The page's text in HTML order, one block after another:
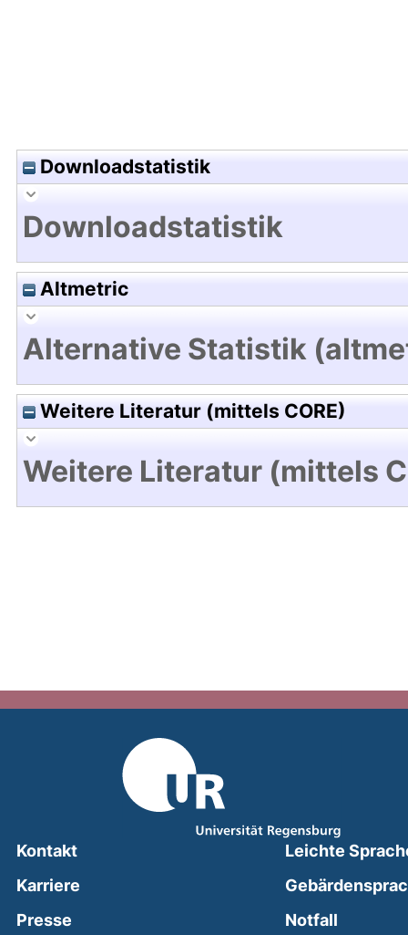
Downloadstatistik
Downloadstatistik
Altmetric
Alternative Statistik
Weitere Literatur (mittels CORE)
Weitere Literatur (mittels
Kontakt
Karriere
Presse
Leichte
Notfall